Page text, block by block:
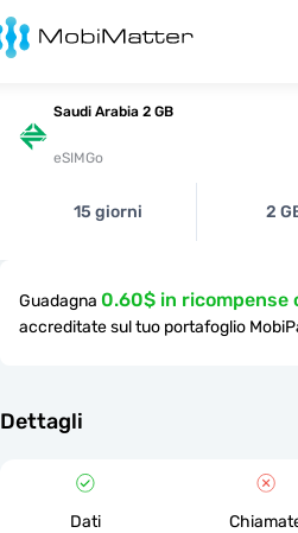
Saudi Arabia 2 GB
eSIMGo
15 giorni 2
Guadagna 0.60$ in ricompense
accreditate sul tuo portafoglio
Dettagli
Dati